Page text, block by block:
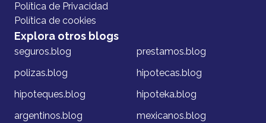
Política de Privacidad
Política de cookies
Explora otros blogs
seguros.blog
prestamos.blog
polizas.blog
hipotecas.blog
hipoteques.blog
hipoteka.blog
argentinos.blog
mexicanos.blog